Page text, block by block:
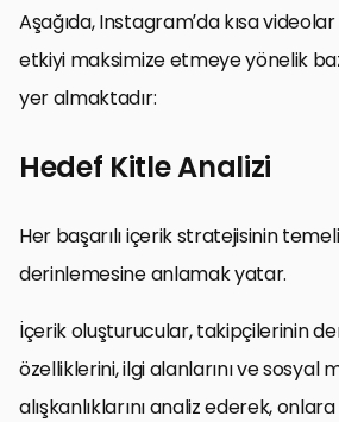
Aşağıda, Instagram’da kısa
etkiyi maksimize etmeye yönelik
yer almaktadır:
Hedef Kitle Analizi
Her başarılı içerik stratejisinin
derinlemesine anlamak yatar.
İçerik oluşturucular, takipçilerinin
özelliklerini, ilgi alanlarını ve sosyal
alışkanlıklarını analiz ederek,